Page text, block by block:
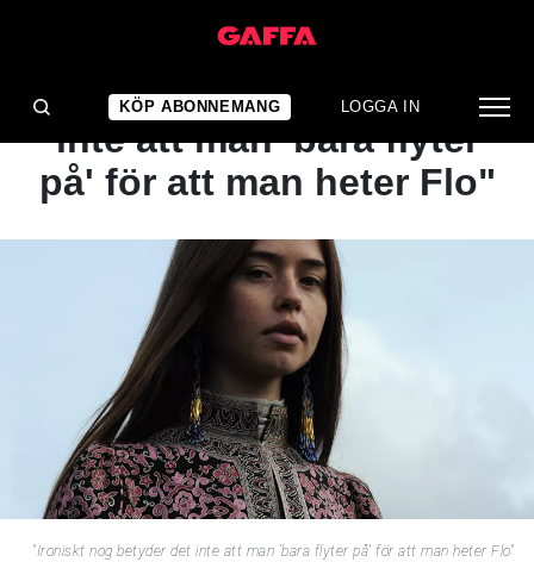
KÖP ABONNEMANG LOGGA IN
NYHET
"Ironiskt nog betyder det
inte att man 'bara flyter
på' för att man heter Flo"
"Ironiskt nog betyder det inte att man 'bara flyter på' för att man heter Flo"